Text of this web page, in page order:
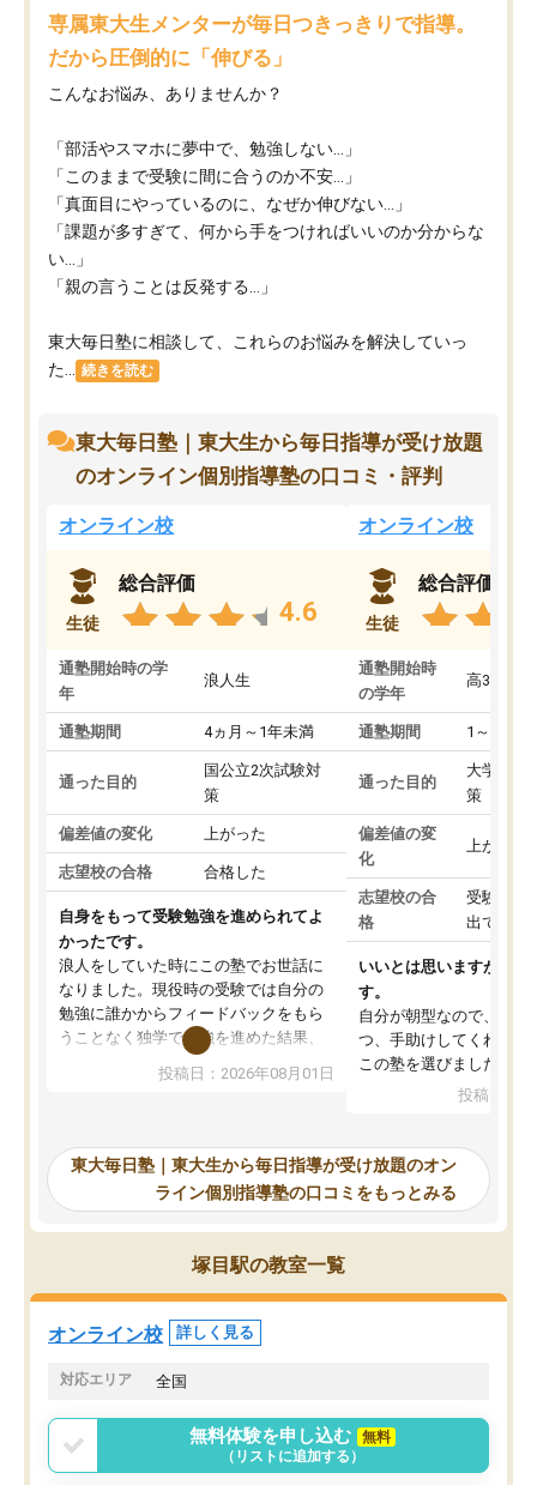
専属東大生メンターが毎日つきっきりで指導。
だから圧倒的に「伸びる」
こんなお悩み、ありませんか？
「部活やスマホに夢中で、勉強しない…」
「このままで受験に間に合うのか不安…」
「真面目にやっているのに、なぜか伸びない…」
「課題が多すぎて、何から手をつければいいのか分からな
い…」
「親の言うことは反発する…」
東大毎日塾に相談して、これらのお悩みを解決していっ
た...
続きを読む
東大毎日塾｜東大生から毎日指導が受け放題
のオンライン個別指導塾の口コミ・評判
オンライン校
生徒
総合評価
4.6
通塾開始時の学
年
浪人生
通塾期間 4ヵ月～1年未満
通った目的
国公立2次試験対
策
偏差値の変化 上がった
志望校の合格 合格した
自身をもって受験勉強を進められてよ
かったです。
浪人をしていた時にこの塾でお世話に
なりました。現役時の受験では自分の
勉強に誰かからフィードバックをもら
うことなく独学で勉強を進めた結果、
入試本番に地歴の学習が間に合わず不
合格となってしまいました。その経験
東大毎日塾にたどり着きました。学習
の長期計画や日々の勉強のやり方につ
いて客観的なアドバイスをいただけた
ので、自信をもって受験勉強を進める
ことができました。自分のように勉強
のやり方や進捗管理で苦労している方
には特におすすめしたい塾です。
投稿日：2026年08月01日
オンライン校
生徒
総合評価
通塾開始時
の学年
高3
通塾期間 1～3ヵ月
通った目的
大学入学
策
偏差値の変
化
上がった
志望校の合
格
受験して
出ていな
いいとは思いますが、料
す。
自分が朝型なので、自習
つ、手助けしてくれる設
この塾を選びました。
投稿日：
東大毎日塾｜東大生から毎日指導が受け放題のオン
ライン個別指導塾の口コミをもっとみる
塚目駅の教室一覧
オンライン校 詳しく見る
対応エリア 全国
無料体験を申し込む
無料
（リストに追加する）